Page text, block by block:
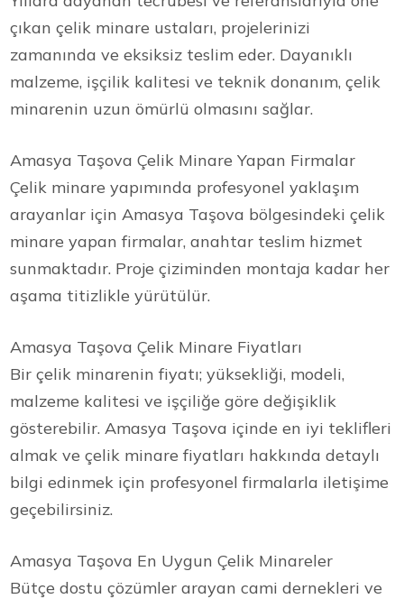
çıkan çelik minare ustaları, projelerinizi
zamanında ve eksiksiz teslim eder. Dayanıklı
malzeme, işçilik kalitesi ve teknik donanım, çelik
minarenin uzun ömürlü olmasını sağlar.
Amasya Taşova Çelik Minare Yapan Firmalar
Çelik minare yapımında profesyonel yaklaşım
arayanlar için Amasya Taşova bölgesindeki çelik
minare yapan firmalar, anahtar teslim hizmet
sunmaktadır. Proje çiziminden montaja kadar her
aşama titizlikle yürütülür.
Amasya Taşova Çelik Minare Fiyatları
Bir çelik minarenin fiyatı; yüksekliği, modeli,
malzeme kalitesi ve işçiliğe göre değişiklik
gösterebilir. Amasya Taşova içinde en iyi teklifleri
almak ve çelik minare fiyatları hakkında detaylı
bilgi edinmek için profesyonel firmalarla iletişime
geçebilirsiniz.
Amasya Taşova En Uygun Çelik Minareler
Bütçe dostu çözümler arayan cami dernekleri ve